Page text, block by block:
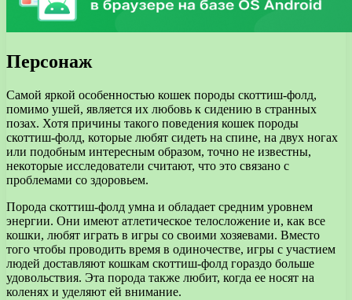
Персонаж
Самой яркой особенностью кошек породы скоттиш-фолд,
помимо ушей, является их любовь к сидению в странных
позах. Хотя причины такого поведения кошек породы
скоттиш-фолд, которые любят сидеть на спине, на двух ногах
или подобным интересным образом, точно не известны,
некоторые исследователи считают, что это связано с
проблемами со здоровьем.
Порода скоттиш-фолд умна и обладает средним уровнем
энергии. Они имеют атлетическое телосложение и, как все
кошки, любят играть в игры со своими хозяевами. Вместо
того чтобы проводить время в одиночестве, игры с участием
людей доставляют кошкам скоттиш-фолд гораздо больше
удовольствия. Эта порода также любит, когда ее носят на
коленях и уделяют ей внимание.